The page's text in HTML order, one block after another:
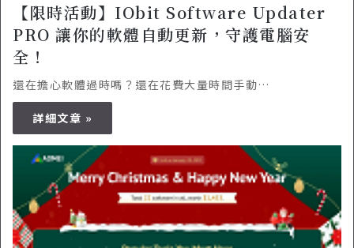
【限時活動】IObit Software Updater
PRO 讓你的軟體自動更新，守護電腦安
全！
還在擔心軟體過時嗎？還在花費大量時間手動…
詳細文章 »